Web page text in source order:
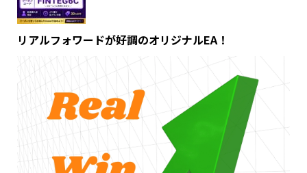
リアルフォワードが好調のオリジナルEA！